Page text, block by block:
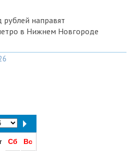
направят
в Нижнем Новгороде
Сб
Вс